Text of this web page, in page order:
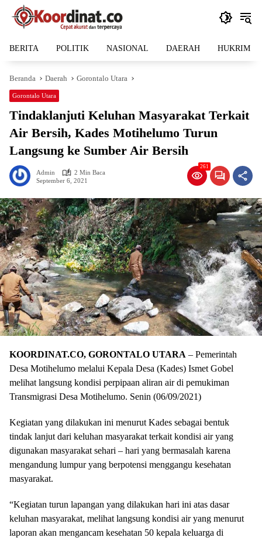
Langsung
BERITA POLITIK NASIONAL DAERAH HUKRIM
Beranda Daerah Gorontalo Utara
Gorontalo Utara
Tindaklanjuti Keluhan Masyarakat Terkait
Air Bersih, Kades Motihelumo Turun
Langsung ke Sumber Air Bersih
Admin
2 Min Baca
September 6, 2021
261
KOORDINAT.CO, GORONTALO UTARA – Pemerintah
Desa Motihelumo melalui Kepala Desa (Kades) Ismet Gobel
melihat langsung kondisi perpipaan aliran air di pemukiman
Transmigrasi Desa Motihelumo. Senin (06/09/2021)
Kegiatan yang dilakukan ini menurut Kades sebagai bentuk
tindak lanjut dari keluhan masyarakat terkait kondisi air yang
digunakan masyarakat sehari – hari yang bermasalah karena
mengandung lumpur yang berpotensi menggangu kesehatan
masyarakat.
“Kegiatan turun lapangan yang dilakukan hari ini atas dasar
keluhan masyarakat, melihat langsung kondisi air yang menurut
laporan akan mengancam kesehatan 50 kepala keluarga di